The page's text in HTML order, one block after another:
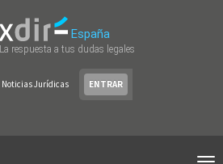
España
La respuesta a tus dudas legales
Noticias Jurídicas ENTRAR